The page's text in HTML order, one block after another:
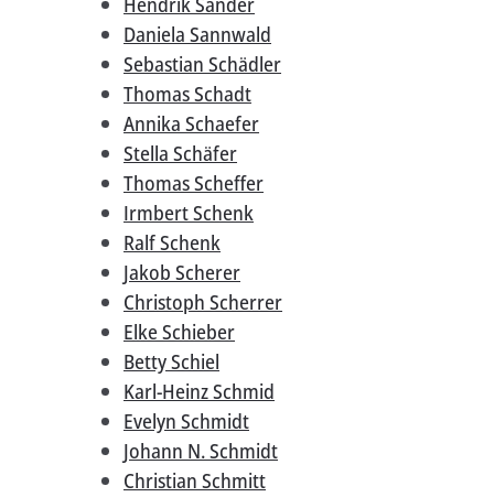
Daniela Sannwald
Sebastian Schädler
Thomas Schadt
Annika Schaefer
Stella Schäfer
Thomas Scheffer
Irmbert Schenk
Ralf Schenk
Jakob Scherer
Christoph Scherrer
Elke Schieber
Betty Schiel
Karl-Heinz Schmid
Evelyn Schmidt
Johann N. Schmidt
Christian Schmitt